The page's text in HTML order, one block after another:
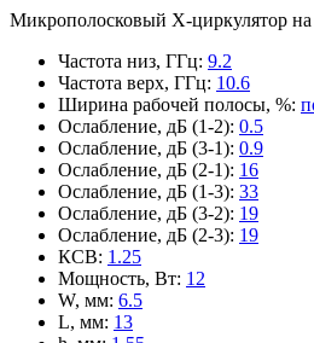
Микрополосковый X-циркулятор
Частота низ, ГГц: 9.2
Частота верх, ГГц: 10.6
Ширина рабочей полосы, %:
Ослабление, дБ (1-2): 0.5
Ослабление, дБ (3-1): 0.9
Ослабление, дБ (2-1): 16
Ослабление, дБ (1-3): 33
Ослабление, дБ (3-2): 19
Ослабление, дБ (2-3): 19
КСВ: 1.25
Мощность, Вт: 12
W, мм: 6.5
L, мм: 13